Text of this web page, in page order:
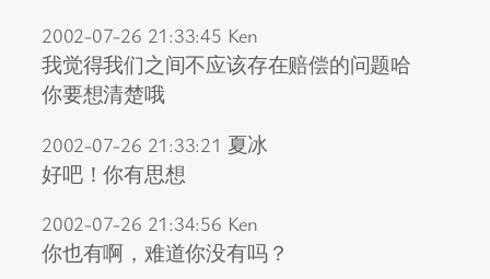
2002-07-26 21:33:45 Ken
我觉得我们之间不应该存在赔偿的问题哈
你要想清楚哦
2002-07-26 21:33:21 夏冰
好吧！你有思想
2002-07-26 21:34:56 Ken
你也有啊，难道你没有吗？